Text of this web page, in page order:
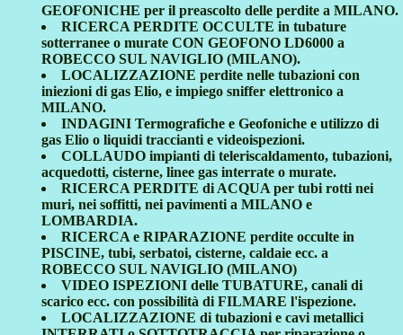
GEOFONICHE per il preascolto delle perdite a MILANO.
RICERCA PERDITE OCCULTE in tubature
sotterranee o murate CON GEOFONO LD6000 a
ROBECCO SUL NAVIGLIO (MILANO).
LOCALIZZAZIONE perdite nelle tubazioni con
iniezioni di gas Elio, e impiego sniffer elettronico a
MILANO.
INDAGINI Termografiche e Geofoniche e utilizzo di
gas Elio o liquidi traccianti e videoispezioni.
COLLAUDO impianti di teleriscaldamento, tubazioni,
acquedotti, cisterne, linee gas interrate o murate.
RICERCA PERDITE di ACQUA per tubi rotti nei
muri, nei soffitti, nei pavimenti a MILANO e
LOMBARDIA.
RICERCA e RIPARAZIONE perdite occulte in
PISCINE, tubi, serbatoi, cisterne, caldaie ecc. a
ROBECCO SUL NAVIGLIO (MILANO)
VIDEO ISPEZIONI delle TUBATURE, canali di
scarico ecc. con possibilità di FILMARE l'ispezione.
LOCALIZZAZIONE di tubazioni e cavi metallici